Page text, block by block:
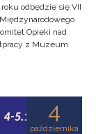
odbędzie się VII
Opieki nad
z Muzeum
4
października